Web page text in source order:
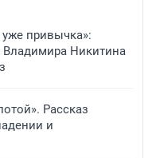
привычка»:
Владимира Никитина
Рассказ
и